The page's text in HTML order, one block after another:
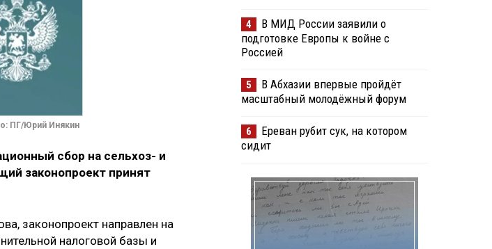
ПГ/Юрий Инякин
сбор на сельхоз- и
законопроект принят
законопроект направлен на
налоговой базы и
4
В МИД России заявили о
подготовке Европы к войне с
Россией
5
В Абхазии впервые пройдёт
масштабный молодёжный форум
6
Ереван рубит сук, на котором
сидит